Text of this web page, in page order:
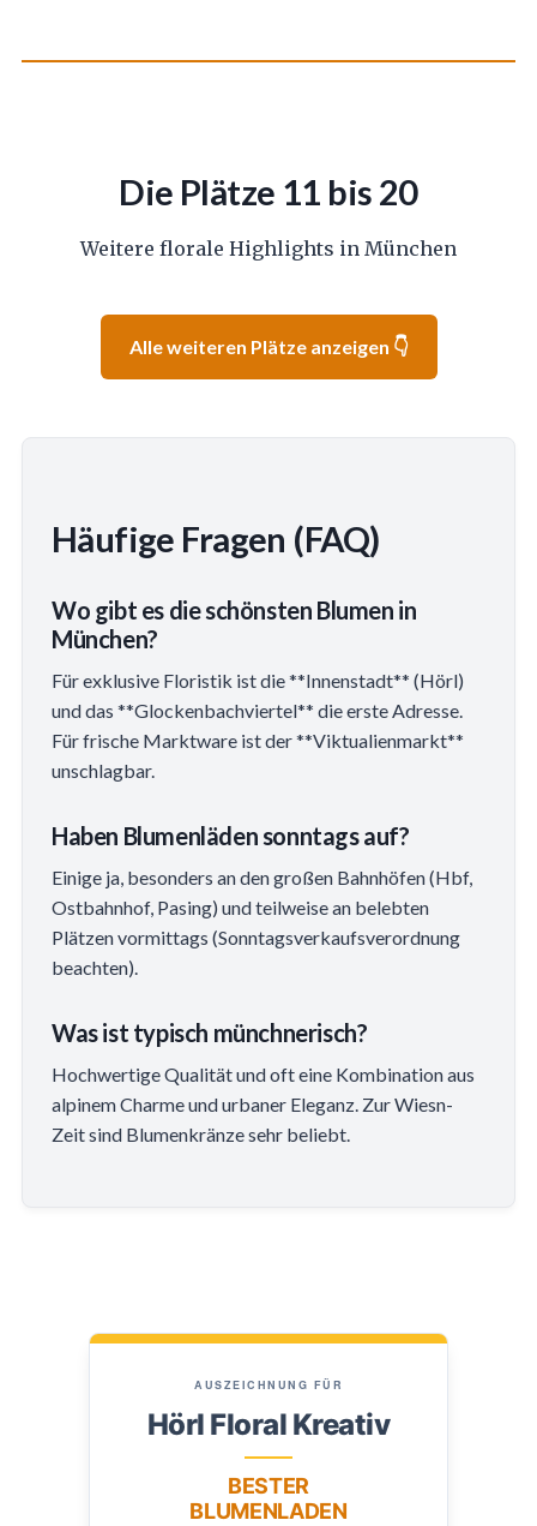
Die Plätze 11 bis 20
Weitere florale Highlights in München
Alle weiteren Plätze anzeigen 👇
Häufige Fragen (FAQ)
Wo gibt es die schönsten Blumen in
München?
Für exklusive Floristik ist die **Innenstadt** (Hörl)
und das **Glockenbachviertel** die erste Adresse.
Für frische Marktware ist der **Viktualienmarkt**
unschlagbar.
Haben Blumenläden sonntags auf?
Einige ja, besonders an den großen Bahnhöfen (Hbf,
Ostbahnhof, Pasing) und teilweise an belebten
Plätzen vormittags (Sonntagsverkaufsverordnung
beachten).
Was ist typisch münchnerisch?
Hochwertige Qualität und oft eine Kombination aus
alpinem Charme und urbaner Eleganz. Zur Wiesn-
Zeit sind Blumenkränze sehr beliebt.
AUSZEICHNUNG FÜR
Hörl Floral Kreativ
BESTER
BLUMENLADEN